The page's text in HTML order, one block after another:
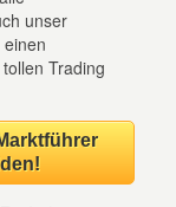
unser
Trading